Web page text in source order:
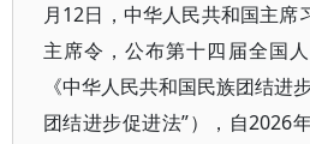
月12日，中华人民共和国主席
主席令，公布第十四届全国
《中华人民共和国民族团结进
团结进步促进法”），自2026